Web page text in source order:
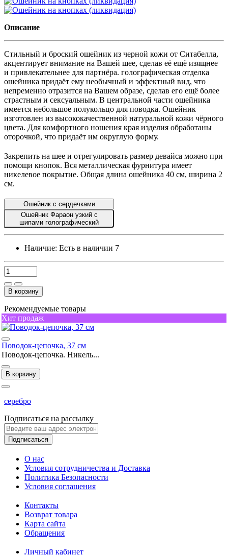
Описание
Стильный и броский ошейник из черной кожи от Ситабелла,
акцентирует внимание на Вашей шее, сделав её ещё изящнее
и привлекательнее для партнёра. голографическая отделка
ошейника придаёт ему необычный и эффектный вид, что
непременно отразится на Вашем образе, сделав его ещё более
страстным и сексуальным. В центральной части ошейника
имеется небольшое полукольцо для поводка. Ошейник
изготовлен из высококачественной натуральной кожи чёрного
цвета. Для комфортного ношения края изделия обработаны
оторочкой, что придаёт им округлую форму.
Закрепить на шее и отрегулировать размер девайса можно при
помощи кнопок. Вся металлическая фурнитура имеет
никелевое покрытие. Общая длина ошейника 40 см, ширина 2
см.
Ошейник с сердечками
Ошейник Фараон узкий с
шипами голографический
Наличие: Есть в наличии 7
В корзину
Рекомендуемые товары
Хит продаж
Поводок-цепочка, 37 см
Поводок-цепочка. Никель...
В корзину
серебро
Подписаться на рассылку
Подписаться
О нас
Условия сотрудничества и Доставка
Политика Безопасности
Условия соглашения
Контакты
Возврат товара
Карта сайта
Обращения
Личный кабинет